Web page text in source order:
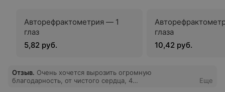
Авторефрактометрия — 1
глаз
5,82 руб.
глаза
10,42 руб.
Отзыв. Очень хочется вырозить огромную
благодарность, от чистого сердца, 4
Еще